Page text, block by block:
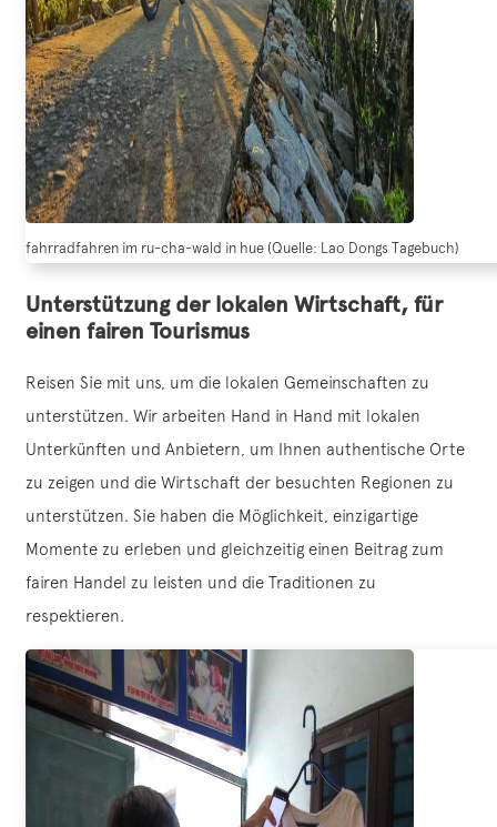
fahrradfahren im ru-cha-wald in hue (Quelle: Lao Dongs Tagebuch)
Unterstützung der lokalen Wirtschaft, für
einen fairen Tourismus
Reisen Sie mit uns, um die lokalen Gemeinschaften zu
unterstützen. Wir arbeiten Hand in Hand mit lokalen
Unterkünften und Anbietern, um Ihnen authentische Orte
zu zeigen und die Wirtschaft der besuchten Regionen zu
unterstützen. Sie haben die Möglichkeit, einzigartige
Momente zu erleben und gleichzeitig einen Beitrag zum
fairen Handel zu leisten und die Traditionen zu
respektieren.